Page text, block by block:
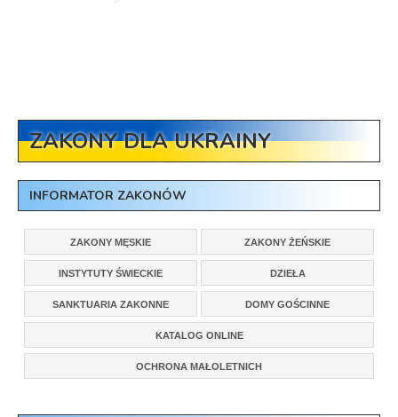
ZAKONY DLA UKRAINY
INFORMATOR ZAKONÓW
ZAKONY MĘSKIE ZAKONY ŻEŃSKIE
INSTYTUTY ŚWIECKIE DZIEŁA
SANKTUARIA ZAKONNE DOMY GOŚCINNE
KATALOG ONLINE
OCHRONA MAŁOLETNICH